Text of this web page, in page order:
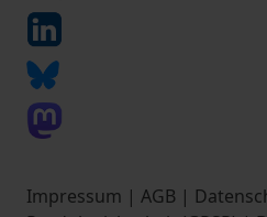
Impressum | AGB |